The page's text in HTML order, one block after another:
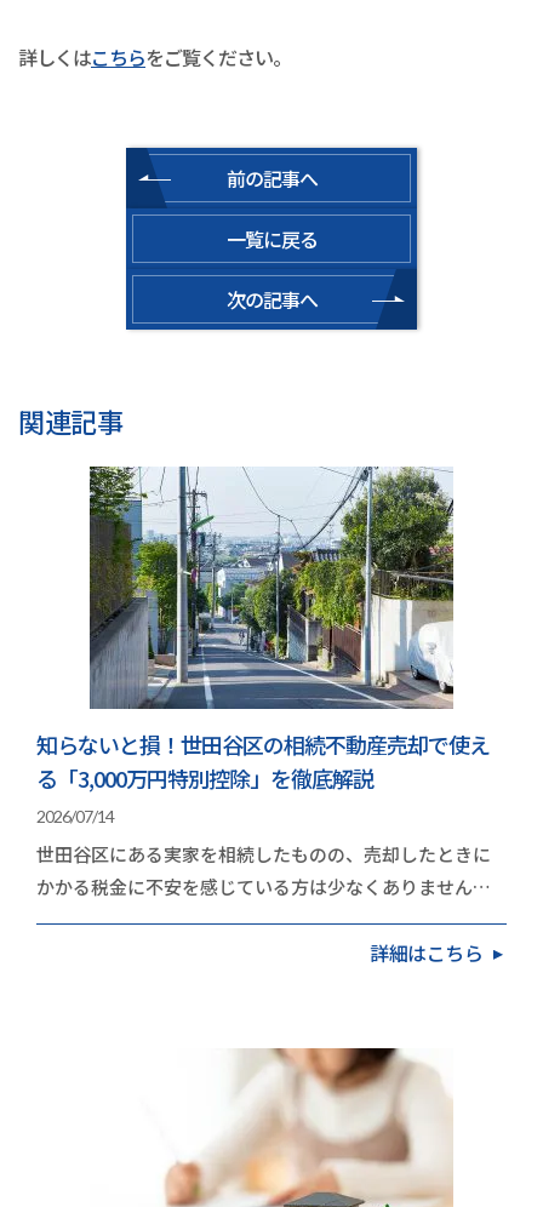
詳しくはこちらをご覧ください。
前の記事へ
一覧に戻る
次の記事へ
関連記事
知らないと損！世田谷区の相続不動産売却で使え
る「3,000万円特別控除」を徹底解説
2026/07/14
世田谷区にある実家を相続したものの、売却したときに
かかる税金に不安を感じている方は少なくありません。
地価の高いエリアだけに、取得費や譲渡費用を差し引…
詳細はこちら